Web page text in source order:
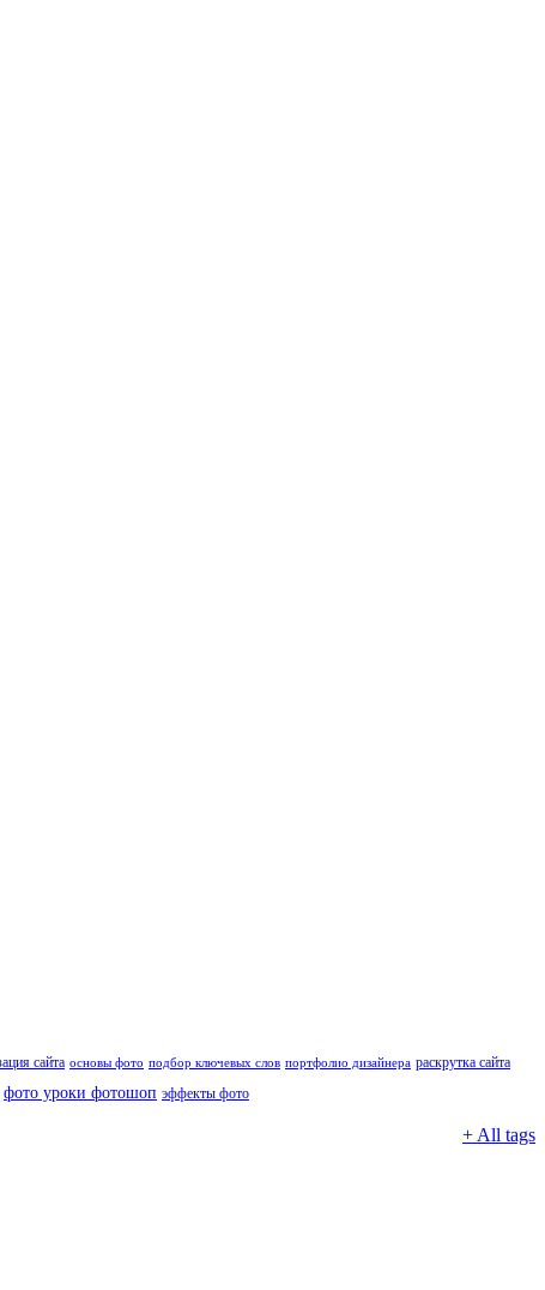
сайта основы фото подбор ключевых слов портфолио дизайнера раскрутка сайта
фото уроки фотошоп эффекты фото
+ All tags